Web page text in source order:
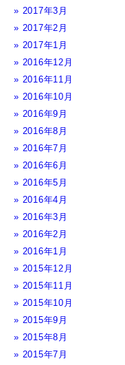
2017年3月
2017年2月
2017年1月
2016年12月
2016年11月
2016年10月
2016年9月
2016年8月
2016年7月
2016年6月
2016年5月
2016年4月
2016年3月
2016年2月
2016年1月
2015年12月
2015年11月
2015年10月
2015年9月
2015年8月
2015年7月